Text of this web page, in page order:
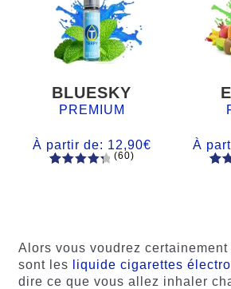
BLUESKY
PREMIUM
À partir de: 12,90€
notations
client
(60)
À
Alors vous voudrez
sont les
liquide cigarettes
dire ce que vous allez inhaler